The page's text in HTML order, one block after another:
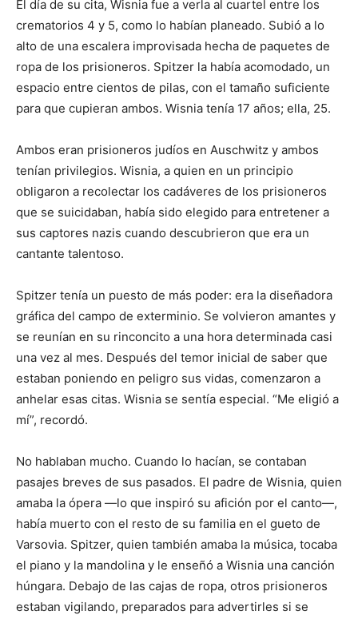
El día de su cita, Wisnia fue a verla al cuartel entre los
crematorios 4 y 5, como lo habían planeado. Subió a lo
alto de una escalera improvisada hecha de paquetes de
ropa de los prisioneros. Spitzer la había acomodado, un
espacio entre cientos de pilas, con el tamaño suficiente
para que cupieran ambos. Wisnia tenía 17 años; ella, 25.
Ambos eran prisioneros judíos en Auschwitz y ambos
tenían privilegios. Wisnia, a quien en un principio
obligaron a recolectar los cadáveres de los prisioneros
que se suicidaban, había sido elegido para entretener a
sus captores nazis cuando descubrieron que era un
cantante talentoso.
Spitzer tenía un puesto de más poder: era la diseñadora
gráfica del campo de exterminio. Se volvieron amantes y
se reunían en su rinconcito a una hora determinada casi
una vez al mes. Después del temor inicial de saber que
estaban poniendo en peligro sus vidas, comenzaron a
anhelar esas citas. Wisnia se sentía especial. “Me eligió a
mí”, recordó.
No hablaban mucho. Cuando lo hacían, se contaban
pasajes breves de sus pasados. El padre de Wisnia, quien
amaba la ópera —lo que inspiró su afición por el canto—,
había muerto con el resto de su familia en el gueto de
Varsovia. Spitzer, quien también amaba la música, tocaba
el piano y la mandolina y le enseñó a Wisnia una canción
húngara. Debajo de las cajas de ropa, otros prisioneros
estaban vigilando, preparados para advertirles si se